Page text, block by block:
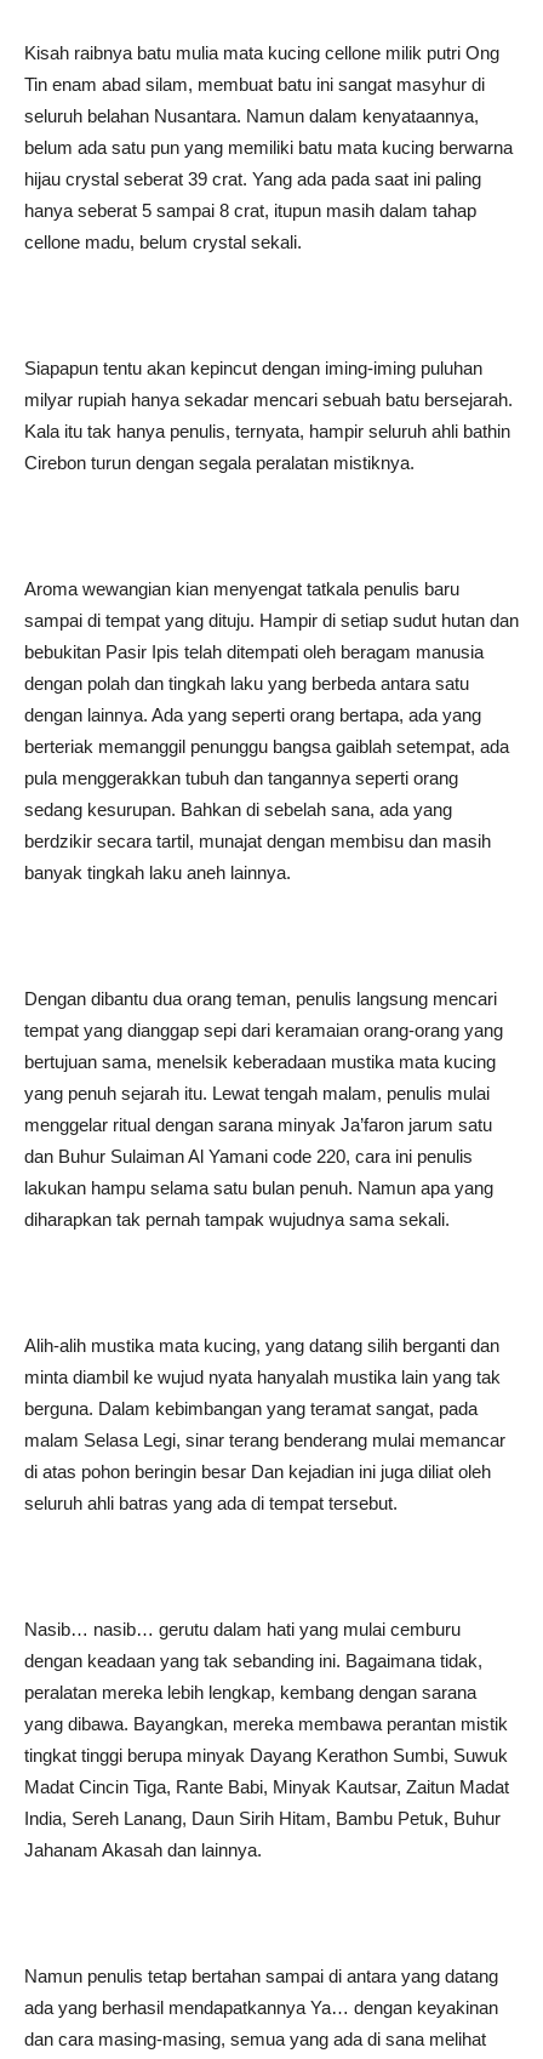
Kisah raibnya batu mulia mata kucing cellone milik putri Ong
Tin enam abad silam, membuat batu ini sangat masyhur di
seluruh belahan Nusantara. Namun dalam kenyataannya,
belum ada satu pun yang memiliki batu mata kucing berwarna
hijau crystal seberat 39 crat. Yang ada pada saat ini paling
hanya seberat 5 sampai 8 crat, itupun masih dalam tahap
cellone madu, belum crystal sekali.
Siapapun tentu akan kepincut dengan iming-iming puluhan
milyar rupiah hanya sekadar mencari sebuah batu bersejarah.
Kala itu tak hanya penulis, ternyata, hampir seluruh ahli bathin
Cirebon turun dengan segala peralatan mistiknya.
Aroma wewangian kian menyengat tatkala penulis baru
sampai di tempat yang dituju. Hampir di setiap sudut hutan dan
bebukitan Pasir Ipis telah ditempati oleh beragam manusia
dengan polah dan tingkah laku yang berbeda antara satu
dengan lainnya. Ada yang seperti orang bertapa, ada yang
berteriak memanggil penunggu bangsa gaiblah setempat, ada
pula menggerakkan tubuh dan tangannya seperti orang
sedang kesurupan. Bahkan di sebelah sana, ada yang
berdzikir secara tartil, munajat dengan membisu dan masih
banyak tingkah laku aneh lainnya.
Dengan dibantu dua orang teman, penulis langsung mencari
tempat yang dianggap sepi dari keramaian orang-orang yang
bertujuan sama, menelsik keberadaan mustika mata kucing
yang penuh sejarah itu. Lewat tengah malam, penulis mulai
menggelar ritual dengan sarana minyak Ja’faron jarum satu
dan Buhur Sulaiman Al Yamani code 220, cara ini penulis
lakukan hampu selama satu bulan penuh. Namun apa yang
diharapkan tak pernah tampak wujudnya sama sekali.
Alih-alih mustika mata kucing, yang datang silih berganti dan
minta diambil ke wujud nyata hanyalah mustika lain yang tak
berguna. Dalam kebimbangan yang teramat sangat, pada
malam Selasa Legi, sinar terang benderang mulai memancar
di atas pohon beringin besar Dan kejadian ini juga diliat oleh
seluruh ahli batras yang ada di tempat tersebut.
Nasib… nasib… gerutu dalam hati yang mulai cemburu
dengan keadaan yang tak sebanding ini. Bagaimana tidak,
peralatan mereka lebih lengkap, kembang dengan sarana
yang dibawa. Bayangkan, mereka membawa perantan mistik
tingkat tinggi berupa minyak Dayang Kerathon Sumbi, Suwuk
Madat Cincin Tiga, Rante Babi, Minyak Kautsar, Zaitun Madat
India, Sereh Lanang, Daun Sirih Hitam, Bambu Petuk, Buhur
Jahanam Akasah dan lainnya.
Namun penulis tetap bertahan sampai di antara yang datang
ada yang berhasil mendapatkannya Ya… dengan keyakinan
dan cara masing-masing, semua yang ada di sana melihat